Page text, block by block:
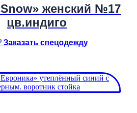
женский №17
цв.индиго
Заказать спецодежду